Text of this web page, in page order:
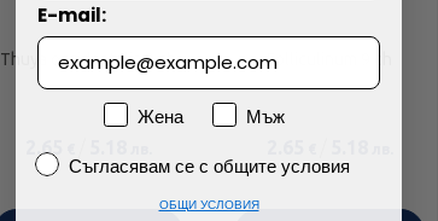
Thuya occidentalis 9 ch
2.65
Folliculinum 9 ch
E-mail:
ПолЖена
Мъж
Съгласявам се с общите условия
Съгласявам се с общите условия
ОБЩИ УСЛОВИЯ